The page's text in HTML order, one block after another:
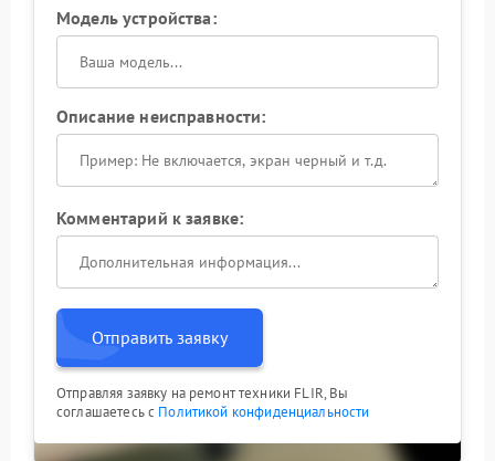
Модель устройства:
Описание неисправности:
Комментарий к заявке:
Отправить заявку
Отправляя заявку на ремонт техники FLIR, Вы
соглашаетесь с Политикой конфиденциальности